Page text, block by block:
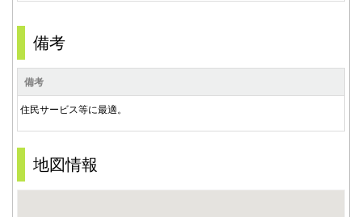
備考
備考
住民サービス等に最適。
地図情報